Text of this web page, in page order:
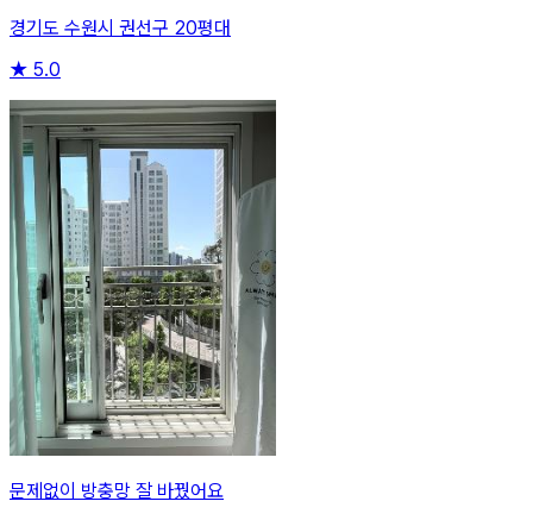
경기도 수원시 권선구 20평대
★ 5.0
문제없이 방충망 잘 바꿨어요